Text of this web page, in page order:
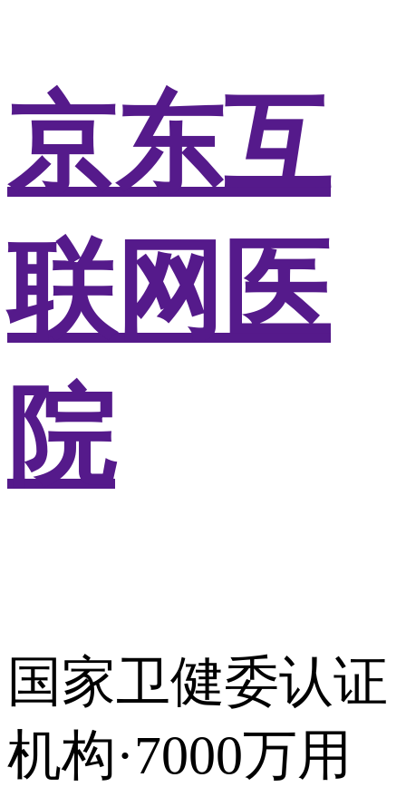
京东互
联网医
院
国家卫健委认证
机构·7000万用